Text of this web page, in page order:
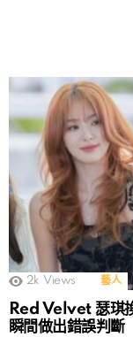
2k Views 藝人
Red Velvet 瑟琪
瞬間做出錯誤判斷